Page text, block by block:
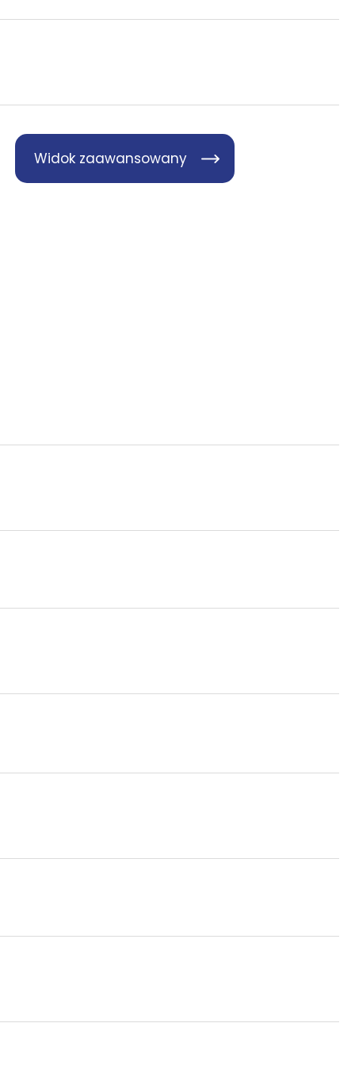
Widok zaawansowany